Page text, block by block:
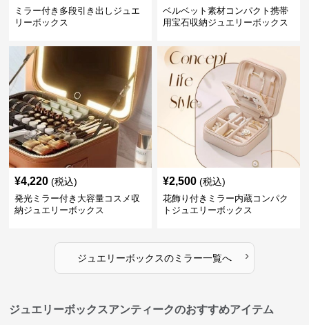
ミラー付き多段引き出しジュエ
リーボックス
ベルベット素材コンパクト携帯
用宝石収納ジュエリーボックス
¥4,220 (税込)
発光ミラー付き大容量コスメ収
納ジュエリーボックス
¥2,500 (税込)
花飾り付きミラー内蔵コンパク
トジュエリーボックス
ジュエリーボックスのミラー一覧へ ›
ジュエリーボックスアンティークのおすすめアイテム